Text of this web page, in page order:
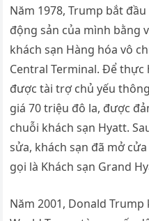
Năm 1978, Trump bắt
động sản của mình bằng
khách sạn Hàng hóa vô
Central Terminal. Để thực
được tài trợ chủ yếu
giá 70 triệu đô la, được
chuỗi khách sạn Hyatt.
sửa, khách sạn đã mở
gọi là Khách sạn Grand
Năm 2001, Donald